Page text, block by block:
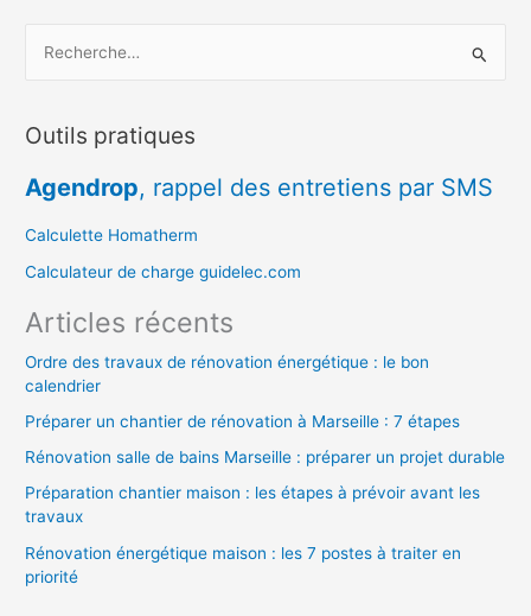
h
r
c
h
r
:
Outils pratiques
Agendrop, rappel des entretiens par SMS
Calculette Homatherm
Calculateur de charge guidelec.com
Articles récents
Ordre des travaux de rénovation énergétique : le bon
calendrier
Préparer un chantier de rénovation à Marseille : 7 étapes
Rénovation salle de bains Marseille : préparer un projet durable
Préparation chantier maison : les étapes à prévoir avant les
travaux
Rénovation énergétique maison : les 7 postes à traiter en
priorité